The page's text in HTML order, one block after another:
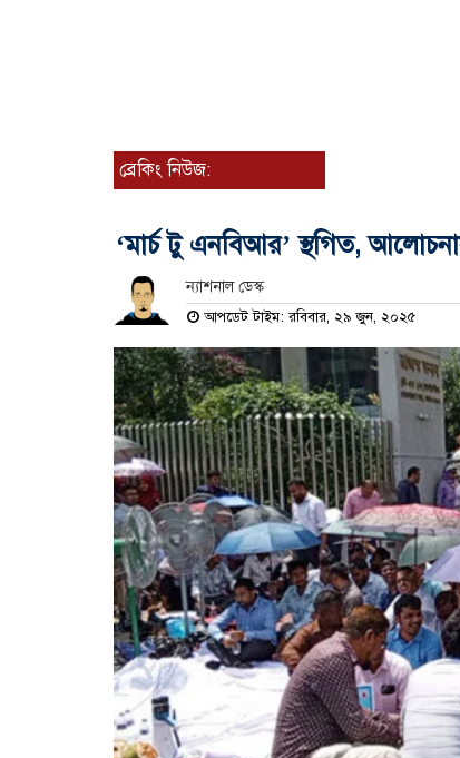
ব্রেকিং নিউজ:
‘মার্চ টু এনবিআর’ স্থগিত,
ন্যাশনাল ডেস্ক
আপডেট টাইম: রবিবার, ২৯ জুন, ২০২৫